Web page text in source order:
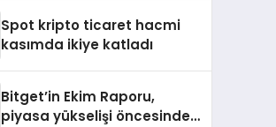
Spot kripto ticaret hacmi
kasımda ikiye katladı
Bitget’in Ekim Raporu,
piyasa yükselişi öncesinde